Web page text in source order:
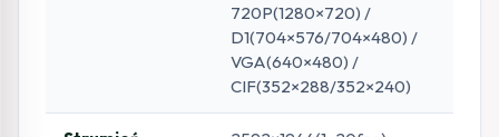
720P(1280×720) /
D1(704×576/704×480) /
VGA(640×480) /
CIF(352×288/352×240)